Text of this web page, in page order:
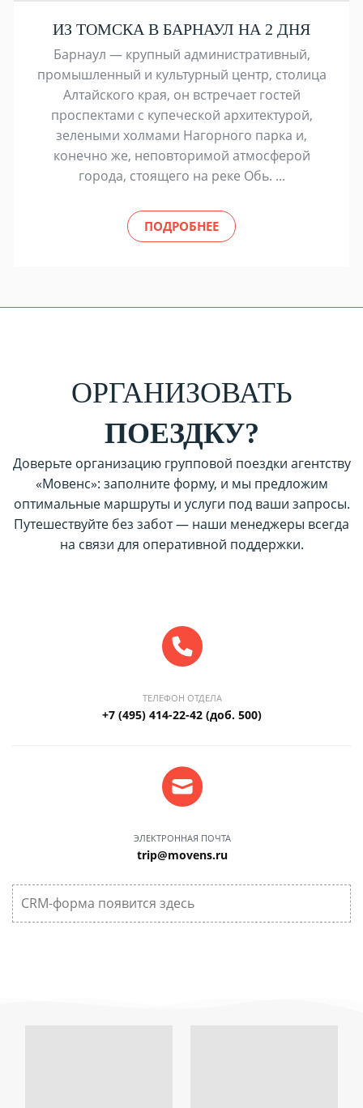
ИЗ ТОМСКА В БАРНАУЛ НА 2 ДНЯ
Барнаул — крупный административный,
промышленный и культурный центр, столица
Алтайского края, он встречает гостей
проспектами с купеческой архитектурой,
зелеными холмами Нагорного парка и,
конечно же, неповторимой атмосферой
города, стоящего на реке Обь. ...
ПОДРОБНЕЕ
CRM-форма появится здесь
ОРГАНИЗОВАТЬ
ПОЕЗДКУ?
Доверьте организацию групповой поездки агентству
«Мовенс»: заполните форму, и мы предложим
оптимальные маршруты и услуги под ваши запросы.
Путешествуйте без забот — наши менеджеры всегда
на связи для оперативной поддержки.
ТЕЛЕФОН ОТДЕЛА
+7 (495) 414-22-42 (доб. 500)
ЭЛЕКТРОННАЯ ПОЧТА
trip@movens.ru